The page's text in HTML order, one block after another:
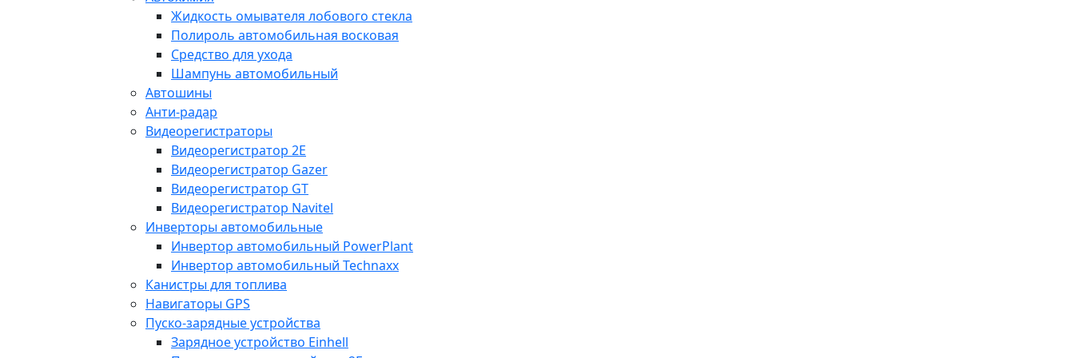
Жидкость омывателя лобового стекла
Полироль автомобильная восковая
Средство для ухода
Шампунь автомобильный
Автошины
Анти-радар
Видеорегистраторы
Видеорегистратор 2E
Видеорегистратор Gazer
Видеорегистратор GT
Видеорегистратор Navitel
Инверторы автомобильные
Инвертор автомобильный PowerPlant
Инвертор автомобильный Technaxx
Канистры для топлива
Навигаторы GPS
Пуско-зарядные устройства
Зарядное устройство Einhell